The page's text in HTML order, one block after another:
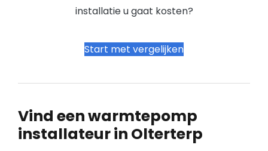
installatie u gaat kosten?
Start met vergelijken
Vind een warmtepomp
installateur in Olterterp